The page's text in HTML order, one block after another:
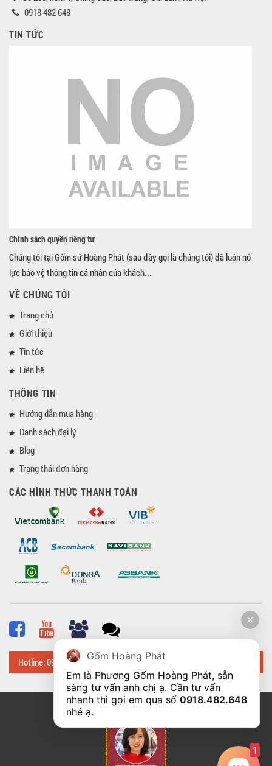
0918 482 648
TIN TỨC
Chính sách quyền riêng tư
Chúng tôi tại Gốm sứ Hoàng Phát (sau đây gọi là chúng tôi) đã luôn nỗ
lực bảo vệ thông tin cá nhân của khách...
VỀ CHÚNG TÔI
Trang chủ
Giới thiệu
Tin tức
Liên hệ
THÔNG TIN
Hướng dẫn mua hàng
Danh sách đại lý
Blog
Trạng thái đơn hàng
CÁC HÌNH THỨC THANH TOÁN
Hotline: 0918 482 648
© Bản quyền thuộc về
Gốm Hoàng Phát
Em là Phương Gốm Hoàng Phát, sẵn
sàng tư vấn anh chị ạ. Cần tư vấn
nhanh thì gọi em qua số 0918.482.648
nhé ạ.
1